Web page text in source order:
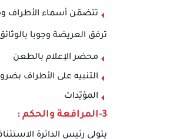
تتضمّن أسماء الأطراف
ترفق العريضة وجوبا بالوثائق
محضر الإعلام بالطعن
التنبيه على الأطراف
المؤيّدات
3-المرافعة والحكم :
يتولى رئيس الدائرة الاستئنافية